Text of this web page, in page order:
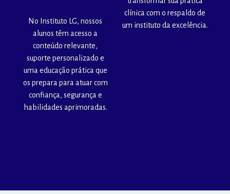
No Instituto LG, nossos
alunos têm acesso a
conteúdo relevante,
suporte personalizado e
uma educação prática que
os prepara para atuar com
confiança, segurança e
habilidades aprimoradas.
clínica com o respaldo de
um instituto da excelência.